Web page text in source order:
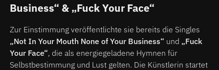
Business“ & „Fuck Your Face“
Zur Einstimmung veröffentlichte sie bereits die Singles
„Not In Your Mouth None of Your Business“ und „Fuck
Your Face“, die als energiegeladene Hymnen für
Selbstbestimmung und Lust gelten. Die Künstlerin startet